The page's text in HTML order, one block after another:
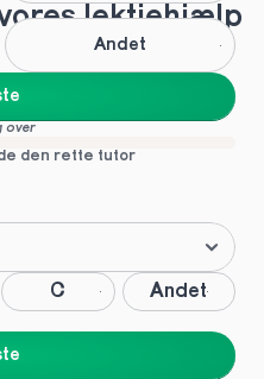
Andet
over
den rette tutor
C Andet
lektiehjælp